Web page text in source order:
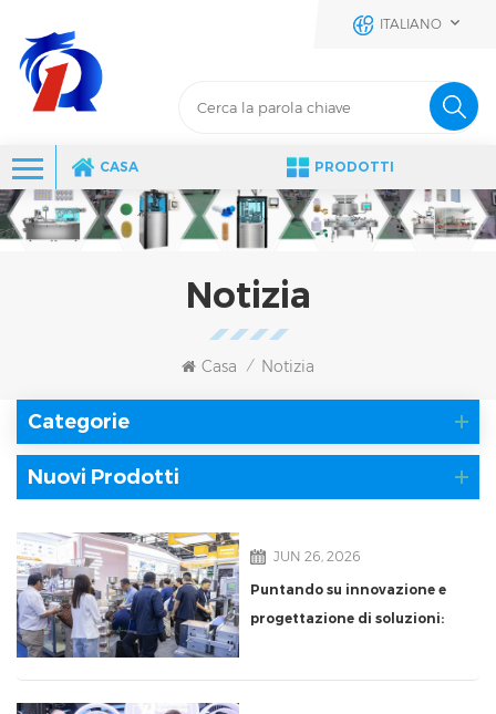
ITALIANO
CASA PRODOTTI
Notizia
Casa / Notizia
Categorie
Nuovi Prodotti
JUN 26, 2026
Puntando su innovazione e
progettazione di soluzioni: